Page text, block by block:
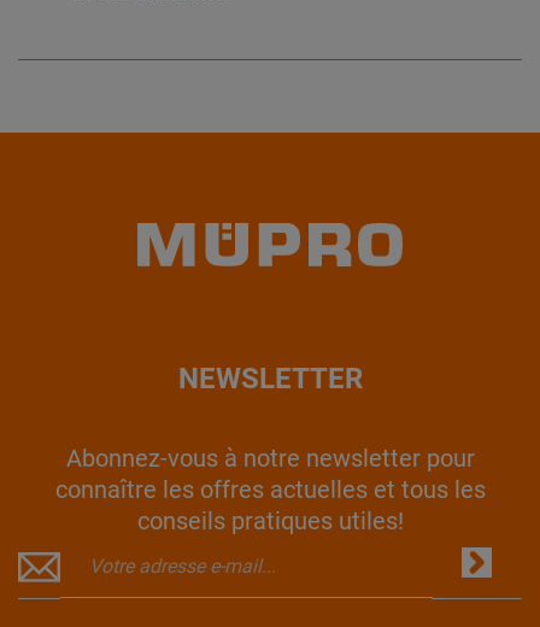
NEWSLETTER
Abonnez-vous à notre newsletter pour
connaître les offres actuelles et tous les
conseils pratiques utiles!